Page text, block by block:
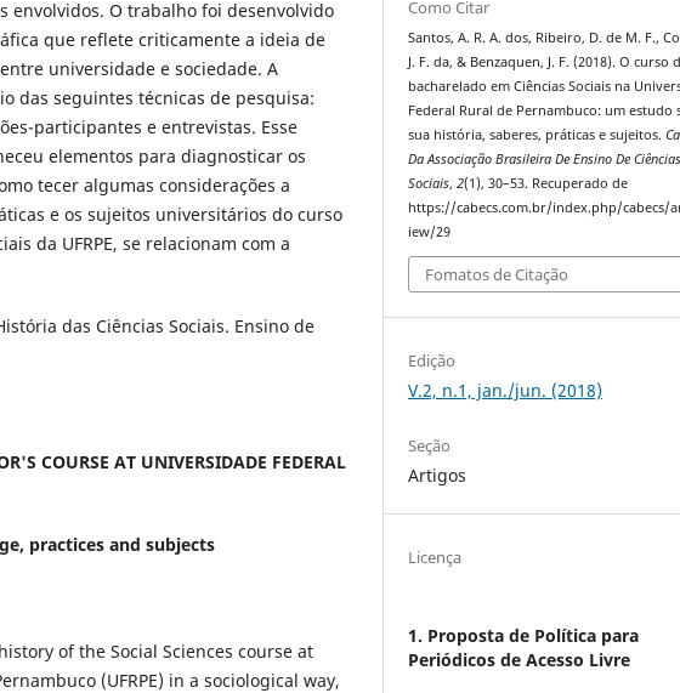
envolvidos. O trabalho foi desenvolvido
que reflete criticamente a ideia de
universidade e sociedade. A
das seguintes técnicas de pesquisa:
participantes e entrevistas. Esse
elementos para diagnosticar os
tecer algumas considerações a
e os sujeitos universitários do curso
da UFRPE, se relacionam com a
das Ciências Sociais. Ensino de
COURSE AT UNIVERSIDADE FEDERAL
practices and subjects
of the Social Sciences course at
(UFRPE) in a sociological way,
Como Citar
Santos, A. R. A. dos, Ribeiro, D. de M. F.,
J. F. da, & Benzaquen, J. F. (2018). O curso
bacharelado em Ciências Sociais na
Federal Rural de Pernambuco: um estudo
sua história, saberes, práticas e sujeitos.
Da Associação Brasileira De Ensino De Ciências
Sociais,2(1), 30–53. Recuperado de
https://cabecs.com.br/index.php/cabecs/
iew/29
Fomatos de Citação
Edição
V.2, n.1, jan./jun. (2018)
Seção
Artigos
Licença
1. Proposta de Política para
Periódicos de Acesso Livre